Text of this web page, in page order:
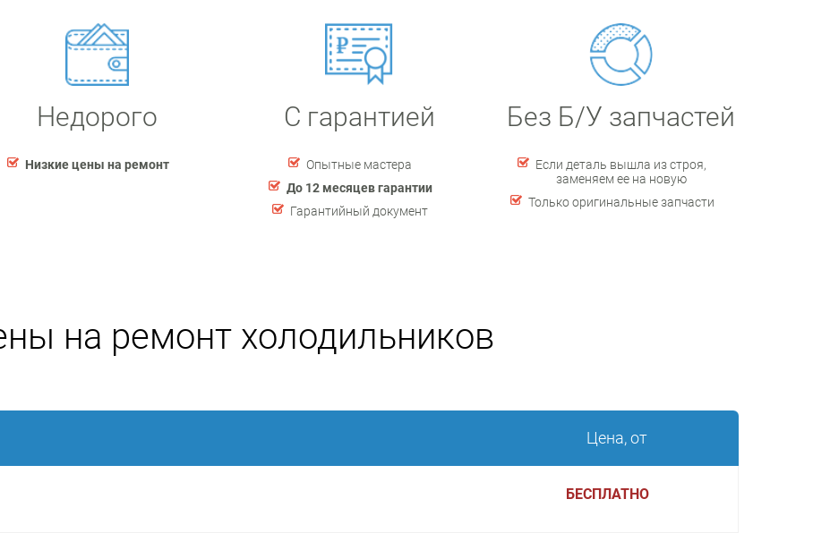
Недорого
Низкие цены на ремонт
С гарантией
Опытные мастера
До 12 месяцев гарантии
Гарантийный документ
Без Б/У запчастей
Если деталь вышла из строя,
заменяем ее на новую
Только оригинальные запчасти
на ремонт холодильников
Цена, от
БЕСПЛАТНО